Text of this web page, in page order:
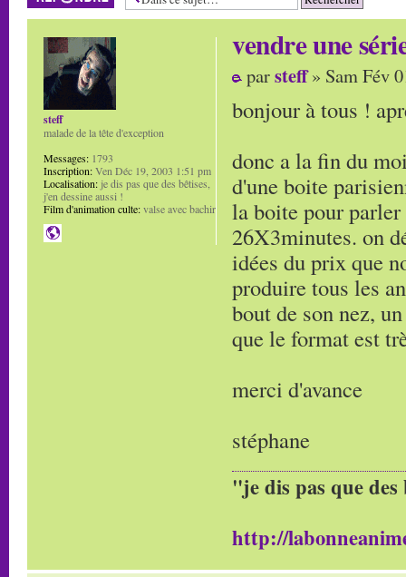
vendre une
parsteff» Sam Fév
bonjour à tous !
donc a la fin du
d'une boite
la boite pour
26X3minutes. on
idées du prix que
produire tous les
bout de son nez,
que le format est
merci d'avance
stéphane
"je dis pas que
http://
steff
malade de la tête d'exception
Messages: 1793
Inscription:Ven Déc 19, 2003 1:51 pm
Localisation: je dis pas que des bêtises,
j'en dessine aussi !
Film d'animation culte:valse avec bachir